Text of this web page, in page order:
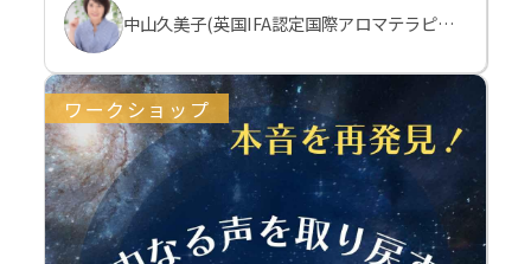
中山久美子(英国IFA認定国際アロマテラピスト）
ワークショップ